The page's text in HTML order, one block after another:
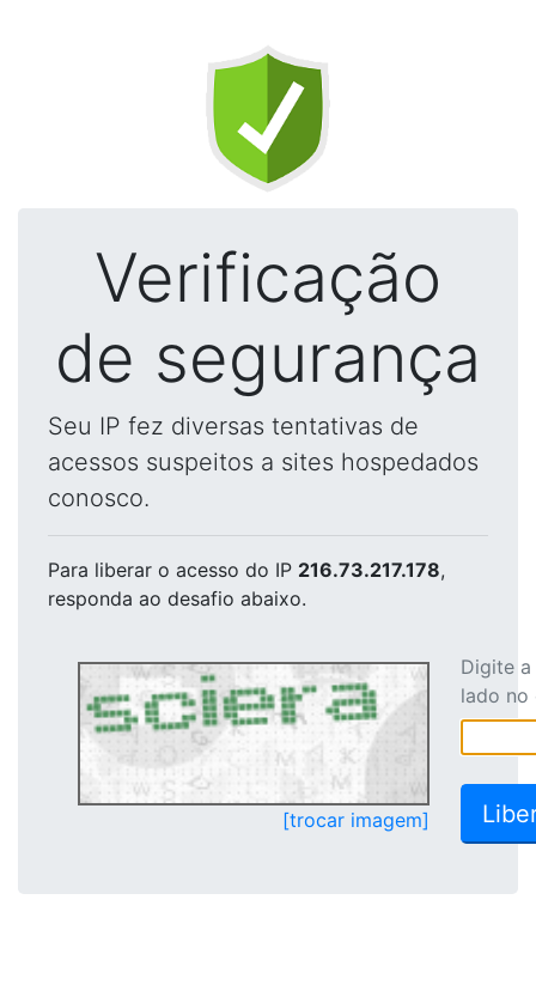
Verificação
de segurança
Seu IP fez diversas tentativas de
acessos suspeitos a sites hospedados
conosco.
Para liberar o acesso do IP 216.73.217.178,
responda ao desafio abaixo.
[trocar imagem]
Digite
lado no